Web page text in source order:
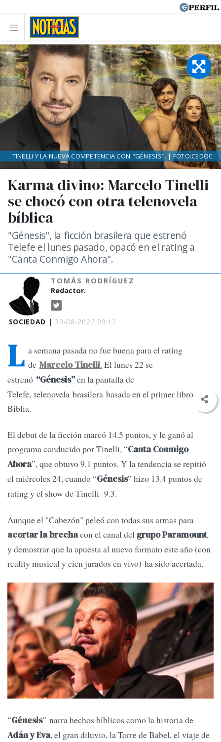
SOCIEDAD | 30-08-2022 09:12
Karma divino: Marcelo Tinelli
se chocó con otra telenovela
bíblica
"Génesis", la ficción brasilera que estrenó
Telefe el lunes pasado, opacó en el rating a
"Canta Conmigo Ahora".
TOMÁS RODRÍGUEZ
Redactor.
TINELLI Y LA NUEVA COMPETENCIA CON "GÉNESIS". | FOTO:CEDOC
L a semana pasada no fue buena para el rating
de Marcelo Tinelli. El lunes 22 se
estrenó “Génesis”en la pantalla de
Telefe, telenovela brasilera basada en el primer libro de la
Biblia.
El debut de la ficción marcó 14.5 puntos, y le ganó al
programa conducido por Tinelli, “Canta Conmigo
Ahora”, que obtuvo 9.1 puntos. Y la tendencia se repitió
el miércoles 24, cuando “Génesis” hizo 13.4 puntos de
rating y el show de Tinelli 9.3.
Aunque el "Cabezón" peleó con todas sus armas para
acortar la brechacon el canal del grupo Paramount,
y demostrar que la apuesta al nuevo formato este año (con
reality musical y cien jurados en vivo) ha sido acertada.
“Génesis” narra hechos bíblicos como la historia de
Adán y Eva, el gran diluvio, la Torre de Babel, el viaje de